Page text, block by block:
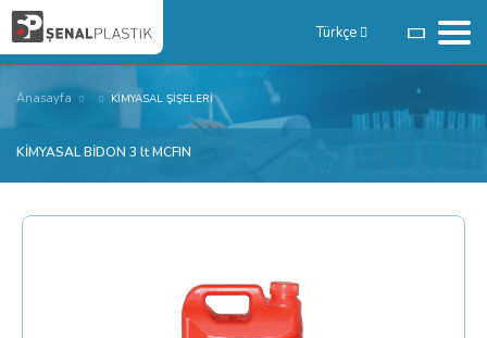
Türkçe
Anasayfa KİMYASAL ŞİŞELERİ
KİMYASAL BİDON 3 lt MCFIN